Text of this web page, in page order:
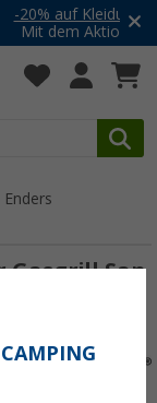
Enders
Gasgrill San